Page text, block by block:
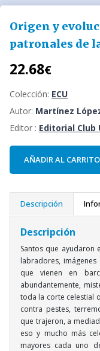
Origen y
patronales de
22.68€
Colección: ECU
Autor: Martínez
Editor : Editorial Club
AÑADIR AL CARRITO
Descripción
Descripción
Santos que ayudaron
labradores,
que vienen en
abundantemente,
toda la corte celestial
contra pestes,
que trajeron, a
eso y mucho más
mayores cada uno